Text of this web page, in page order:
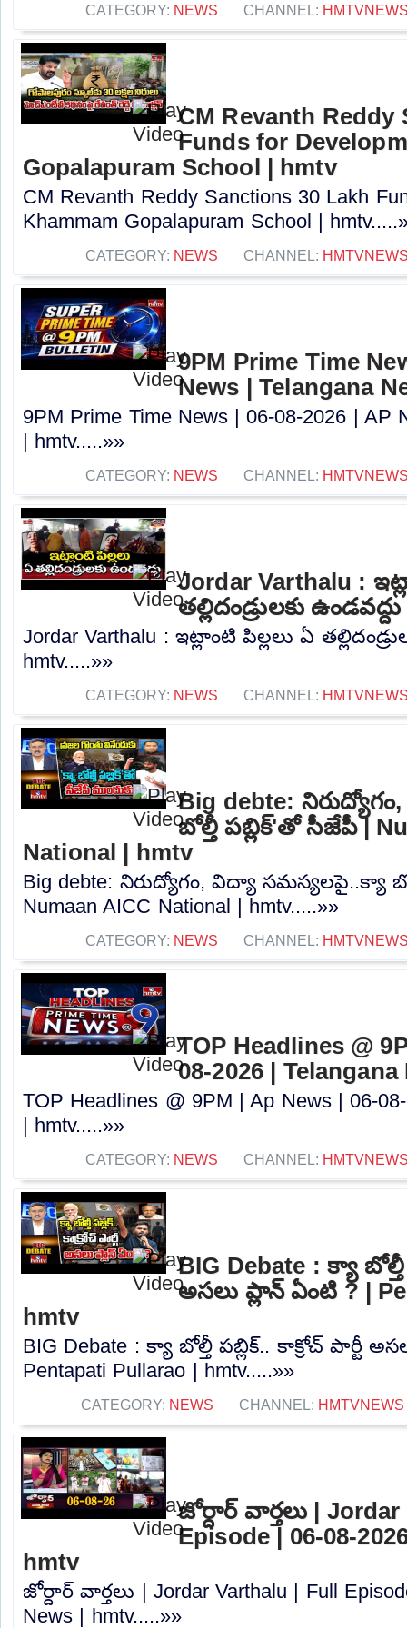
CATEGORY: NEWS CHANNEL:
CM Revanth Reddy
Funds for
Gopalapuram School | hmtv
CM Revanth Reddy Sanctions 30 Lakh
Khammam Gopalapuram School |
CATEGORY: NEWS CHANNEL:
9PM Prime Time
News | Telangana
9PM Prime Time News | 06-08-2026 | AP
| hmtv.....»»
CATEGORY: NEWS CHANNEL:
Jordar Varthalu :
తల్లిదండ్రులకు
Jordar Varthalu : ఇట్లాంటి పిల్లలు ఏ
hmtv.....»»
CATEGORY: NEWS CHANNEL:
Big debte:
బోల్తీ పబ్లిక్'తో సీజేపీ |
National | hmtv
Big debte: నిరుద్యోగం, విద్యా సమస్యలపై..క్యా
Numaan AICC National | hmtv.....»»
CATEGORY: NEWS CHANNEL:
TOP Headlines @
08-2026 |
TOP Headlines @ 9PM | Ap News | 06-
| hmtv.....»»
CATEGORY: NEWS CHANNEL:
BIG Debate : క్యా బోల్తీ
అసలు ప్లాన్ ఏంటి ? |
hmtv
BIG Debate : క్యా బోల్తీ పబ్లిక్.. కాక్రోచ్ పార్టీ
Pentapati Pullarao | hmtv.....»»
CATEGORY: NEWS CHANNEL: HMTVNEWS
జోర్దార్ వార్తలు |
Episode | 06-08-
hmtv
జోర్దార్ వార్తలు | Jordar Varthalu | Full
News | hmtv.....»»